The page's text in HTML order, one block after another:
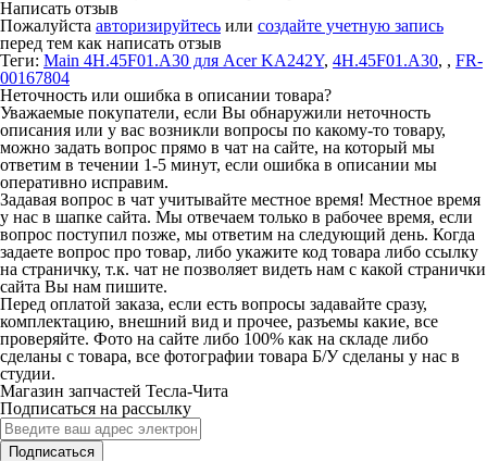
Написать отзыв
Пожалуйста авторизируйтесь или создайте учетную запись
перед тем как написать отзыв
Теги: Main 4H.45F01.A30 для Acer KA242Y, 4H.45F01.A30, , FR-
00167804
Неточность или ошибка в описании товара?
Уважаемые покупатели, если Вы обнаружили неточность
описания или у вас возникли вопросы по какому-то товару,
можно задать вопрос прямо в чат на сайте, на который мы
ответим в течении 1-5 минут, если ошибка в описании мы
оперативно исправим.
Задавая вопрос в чат учитывайте местное время! Местное время
у нас в шапке сайта. Мы отвечаем только в рабочее время, если
вопрос поступил позже, мы ответим на следующий день. Когда
задаете вопрос про товар, либо укажите код товара либо ссылку
на страничку, т.к. чат не позволяет видеть нам с какой странички
сайта Вы нам пишите.
Перед оплатой заказа, если есть вопросы задавайте сразу,
комплектацию, внешний вид и прочее, разъемы какие, все
проверяйте. Фото на сайте либо 100% как на складе либо
сделаны с товара, все фотографии товара Б/У сделаны у нас в
студии.
Магазин запчастей Тесла-Чита
Подписаться на рассылку
Подписаться